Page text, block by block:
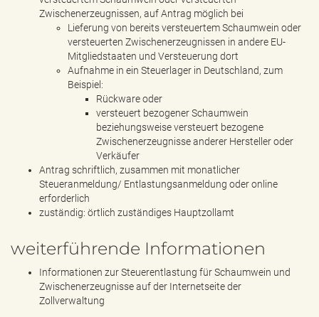
Zwischenerzeugnissen, auf Antrag möglich bei
Lieferung von bereits versteuertem Schaumwein oder
versteuerten Zwischenerzeugnissen in andere EU-
Mitgliedstaaten und Versteuerung dort
Aufnahme in ein Steuerlager in Deutschland, zum
Beispiel:
Rückware oder
versteuert bezogener Schaumwein
beziehungsweise versteuert bezogene
Zwischenerzeugnisse anderer Hersteller oder
Verkäufer
Antrag schriftlich, zusammen mit monatlicher
Steueranmeldung/ Entlastungsanmeldung oder online
erforderlich
zuständig: örtlich zuständiges Hauptzollamt
weiterführende Informationen
Informationen zur Steuerentlastung für Schaumwein und
Zwischenerzeugnisse auf der Internetseite der
Zollverwaltung